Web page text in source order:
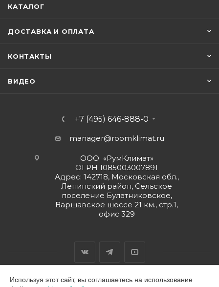
КАТАЛОГ
ДОСТАВКА И ОПЛАТА
КОНТАКТЫ
ВИДЕО
+7 (495) 646-888-0
manager@roomklimat.ru
ООО «РумКлимат»
ОГРН 1085003007891
Адрес: 142718, Московская обл.,
Ленинский район, Сельское
поселение Булатниковское,
Варшавское шоссе 21 км., стр.1,
офис 329
Используя этот сайт, вы соглашаетесь на использование